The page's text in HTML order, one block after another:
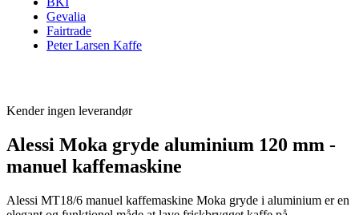
Gevalia
Fairtrade
Peter Larsen Kaffe
Kender ingen leverandør
Alessi Moka gryde aluminium 120 mm -
manuel kaffemaskine
Alessi MT18/6 manuel kaffemaskine Moka gryde i aluminium er en